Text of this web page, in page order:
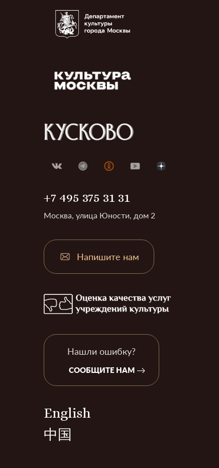
+7 495 375 31 31
Москва, улица Юности, дом 2
Напишите нам
Нашли ошибку?
СООБЩИТЕ НАМ
English
中国